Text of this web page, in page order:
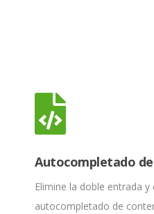
Autocompletado
Elimine la doble entrada
autocompletado de